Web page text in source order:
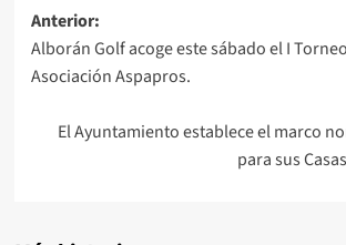
Navegación
de
entradas
Anterior:
Alborán Golf acoge este sábado el I
Asociación Aspapros.
El Ayuntamiento establece el marco
para sus